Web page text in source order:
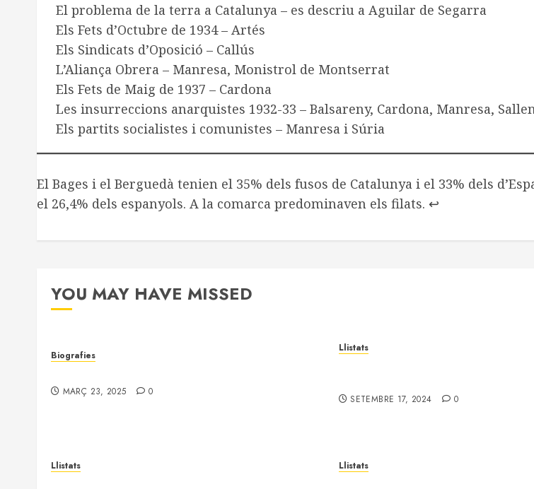
El problema de la terra a Catalunya – es descriu a Aguilar de Segarra
Els Fets d’Octubre de 1934 – Artés
Els Sindicats d’Oposició – Callús
L’Aliança Obrera – Manresa, Monistrol de Montserrat
Els Fets de Maig de 1937 – Cardona
Les insurreccions anarquistes 1932-33 – Balsareny, Cardona, Manresa,
Els partits socialistes i comunistes – Manresa i Súria
El Bages i el Berguedà tenien el 35% dels fusos de Catalunya i el 33% dels
el 26,4% dels espanyols. A la comarca predominaven els filats. ↩︎
YOU MAY HAVE MISSED
Biografies
MARÇ 23, 2025 0
Llistats
SETEMBRE 17, 2024 0
Llistats Llistats